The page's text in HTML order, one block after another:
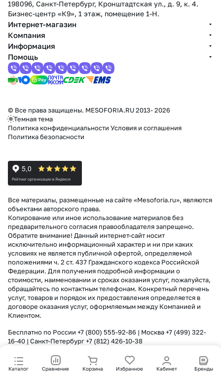
Каталог Сравнение Корзина Избранное Кабинет Бренды
198096, Санкт-Петербург, Кронштадтская ул., д. 9, к. 4.
Бизнес-центр «К9», 1 этаж, помещение 1-Н.
Интернет-магазин
Компания
Информация
Помощь
© Все права защищены. MESOFORIA.RU 2013- 2026
Темная тема
Политика конфиденциальности Условия и соглашения
Политика безопасности
Все материалы, размещенные на сайте «Mesoforia.ru», являются
объектами авторского права.
Копирование или иное использование материалов без
предварительного согласия правообладателя запрещено.
Обратите внимание! Данный интернет-сайт носит
исключительно информационный характер и ни при каких
условиях не является публичной офертой, определяемой
положениями ч. 2 ст. 437 Гражданского кодекса Российской
Федерации. Для получения подробной информации о
стоимости, наименовании и сроках оказания услуг, пожалуйста,
обращайтесь по контактным телефонам. Конкретный перечень
услуг, товаров и порядок их предоставления определяется в
договоре оказания услуг, оформляемым между Компанией и
Клиентом.
Бесплатно по России +7 (800) 555-92-86 | Москва+7 (499) 322-
16-40 | Санкт-Петербург+7 (812) 426-10-38